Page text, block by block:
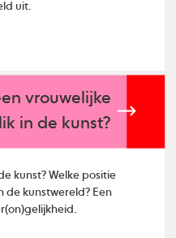
uit.
vrouwelijke
in de kunst?
kunst? Welke positie
de kunstwereld? Een